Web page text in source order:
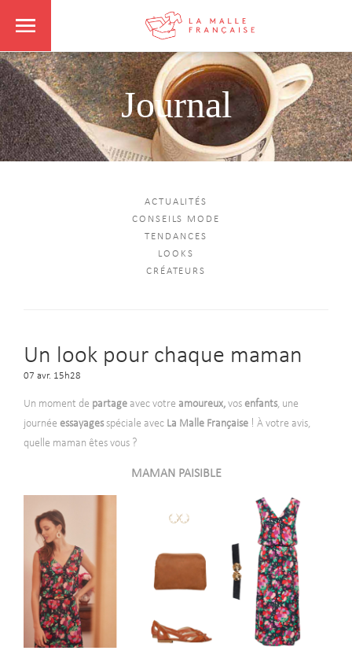
Journal
ACTUALITÉS
CONSEILS MODE
TENDANCES
LOOKS
CRÉATEURS
Un look pour chaque maman
07 avr. 15h28
Un moment de partage avec votre amoureux, vos enfants, une
journée essayagesspéciale avec La Malle Française ! À votre avis,
quelle maman êtes vous ?
MAMAN PAISIBLE